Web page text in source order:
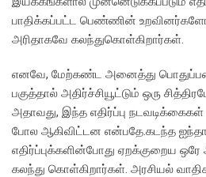
பாதிக்கப்பட்ட பெண்ணின்
அரிதாகவே கலந்துகொள்கிறார்கள்.
எனவே, மேற்கண்ட அனைத்து
பகுத்தால் அதிர்ச்சியூட்டும் ஒரு
அதாவது, இந்த எதிர்ப்பு
போல ஆகிவிட்டன என்பதே.கடந்த
எதிர்ப்புக்களின்போது ஏறக்குறைய
கலந்து கொள்கிறார்கள். அரசியல்